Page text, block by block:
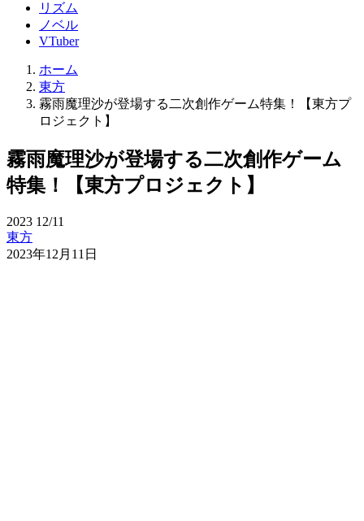
リズム
ノベル
VTuber
ホーム
東方
霧雨魔理沙が登場する二次創作ゲーム特集！【東方プ
ロジェクト】
霧雨魔理沙が登場する二次創作ゲーム
特集！【東方プロジェクト】
2023 12/11
東方
2023年12月11日